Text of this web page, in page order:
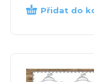
Přidat do